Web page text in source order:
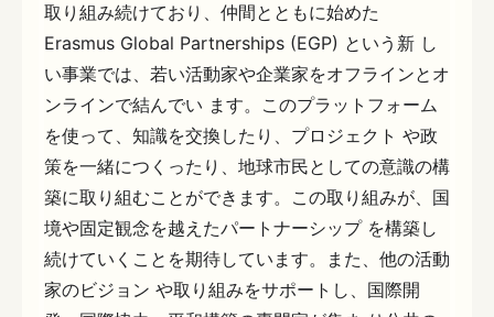
取り組み続けており、仲間とともに始めた
Erasmus Global Partnerships (EGP) という新 し
い事業では、若い活動家や企業家をオフラインとオ
ンラインで結んでい ます。このプラットフォーム
を使って、知識を交換したり、プロジェクト や政
策を一緒につくったり、地球市民としての意識の構
築に取り組むことができます。この取り組みが、国
境や固定観念を越えたパートナーシップ を構築し
続けていくことを期待しています。また、他の活動
家のビジョン や取り組みをサポートし、国際開